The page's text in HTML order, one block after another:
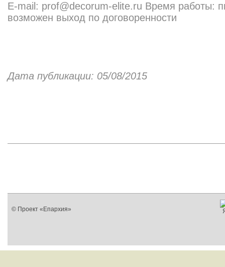
E-mail: prof@decorum-elite.ru Время работы:
возможен выход по договоренности
Дата публикации: 05/08/2015
© Проект «Епархия»